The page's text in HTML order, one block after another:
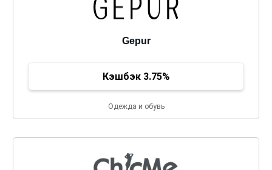
Gepur
Кэшбэк 3.75%
Одежда и обувь